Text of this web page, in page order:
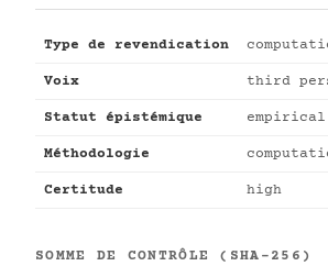
Type de revendication
Voix third
Statut épistémique empirical
Méthodologie
Certitude high
SOMME DE CONTRÔLE (SHA-256)